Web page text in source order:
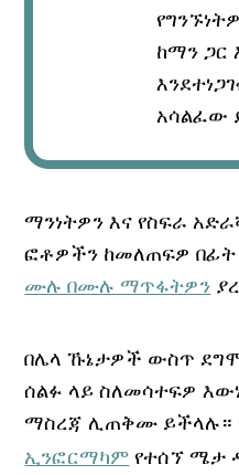
ከማን ጋር
አሳልፈው
ማንነትዎን እና የስፍራ
ፎቶዎችን ከመለጠፍዎ
ሙሉ በሙሉ ማጥፋትዎን
በሌላ ኹኔታዎች ውስጥ
ሰልፉ ላይ ስለመሳተፍዎ
ማስረጃ ሊጠቅሙ ይችላሉ።
ኢንፎርማካም የተሰኘ ሜታ